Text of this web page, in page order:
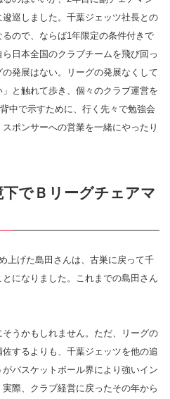
巡しました。千葉ジェッツ社長との
ので、ならば1年限定の条件付きで
日本全国のクラブチームを飛び回っ
発展はない。リーグの発展なくして
と触れて歩き、個々のクラブ運営を
中で示すために、行く先々で勉強会
ポンサーへの営業を一緒にやったり
でＢリーグチェアマ
上げた島田さんは、古巣に戻って千
になりました。これまでの島田さん
うかもしれません。ただ、リーグの
するよりも、千葉ジェッツを他の追
バスケットボール界により強いイン
際、クラブ経営に戻ったその年から